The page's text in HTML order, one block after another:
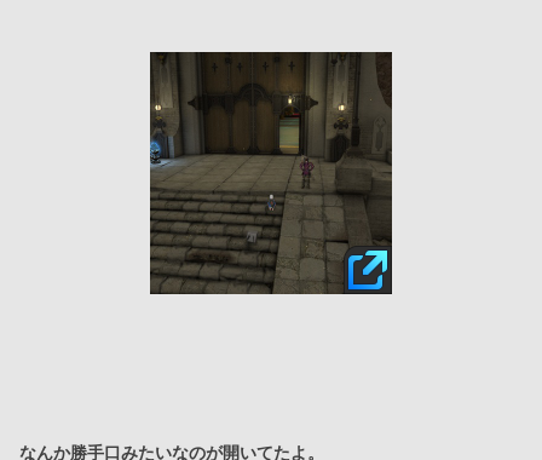
なんか勝手口みたいなのが開いてたよ。